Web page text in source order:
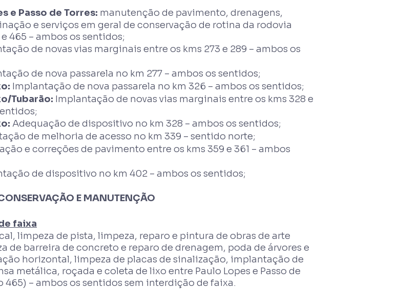
e Passo de Torres: manutenção de pavimento, drenagens,
e serviços em geral de conservação de rotina da rodovia
465 – ambos os sentidos;
de novas vias marginais entre os kms 273 e 289 – ambos os
de nova passarela no km 277 – ambos os sentidos;
Implantação de nova passarela no km 326 – ambos os sentidos;
Tubarão: Implantação de novas vias marginais entre os kms 328 e
Adequação de dispositivo no km 328 – ambos os sentidos;
de melhoria de acesso no km 339 – sentido norte;
e correções de pavimento entre os kms 359 e 361 – ambos
de dispositivo no km 402 – ambos os sentidos;
E MANUTENÇÃO
faixa
limpeza de pista, limpeza, reparo e pintura de obras de arte
de barreira de concreto e reparo de drenagem, poda de árvores e
horizontal, limpeza de placas de sinalização, implantação de
metálica, roçada e coleta de lixo entre Paulo Lopes e Passo de
465) – ambos os sentidos sem interdição de faixa.